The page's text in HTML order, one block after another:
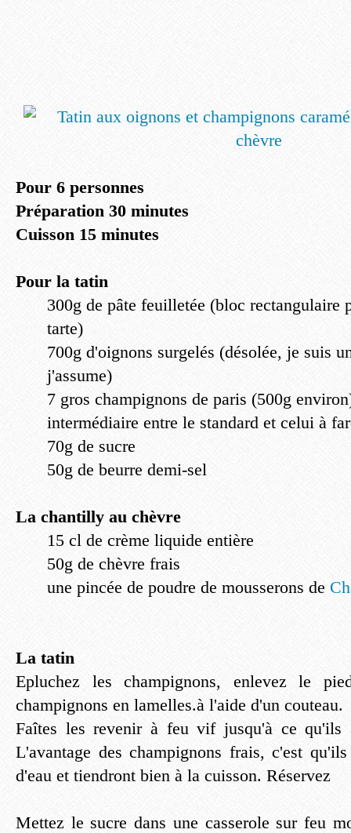
Pour 6 personnes
Préparation 30 minutes
Cuisson 15 minutes
Pour la tatin
300g de pâte feuilletée (bloc rectangulaire
tarte)
700g d'oignons surgelés (désolée, je suis
j'assume)
7 gros champignons de paris (500g
intermédiaire entre le standard et celui à
70g de sucre
50g de beurre demi-sel
La chantilly au chèvre
15 cl de crème liquide entière
50g de chèvre frais
une pincée de poudre de mousserons de
La tatin
Epluchez les champignons, enlevez le
champignons en lamelles.à l'aide d'un couteau.
Faîtes les revenir à feu vif jusqu'à ce qu'ils
L'avantage des champignons frais, c'est
d'eau et tiendront bien à la cuisson. Réservez
Mettez le sucre dans une casserole sur feu